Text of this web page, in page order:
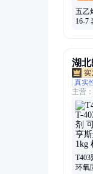
五乙
16-7
湖北
真实
主营：
化剂
丁胺
酸铝
性玻
T403
环氧